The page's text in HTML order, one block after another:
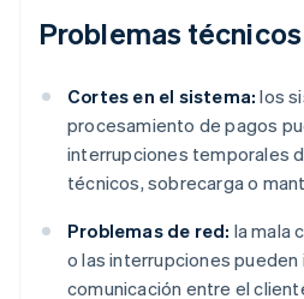
Problemas técnicos
Cortes en el sistema: los
procesamiento de pagos
interrupciones temporales
técnicos, sobrecarga o
Problemas de red: la mala
o las interrupciones pueden
comunicación entre el